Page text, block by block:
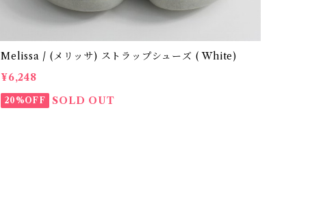
Melissa / (メリッサ) ストラップシューズ ( White)
¥6,248
20%OFF SOLD OUT